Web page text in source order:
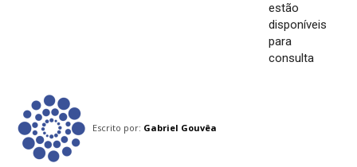
estão
disponíveis
para
consulta
Escrito por: Gabriel Gouvêa